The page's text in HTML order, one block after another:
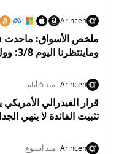
Arincen
ملخص الأسواق: ماحدث
Arincen منذ 6 أيام
قرار الفيدرالي
تثبيت الفائدة لا ينهي
Arincen منذ أسبوع